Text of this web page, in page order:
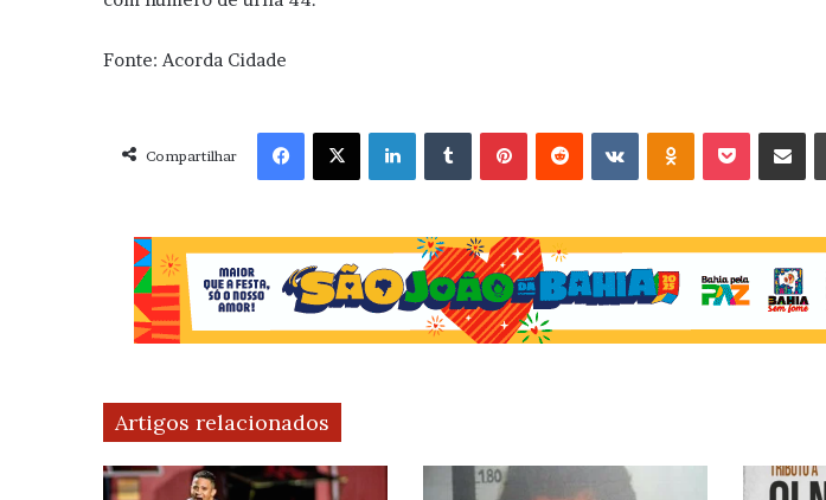
Fonte: Acorda Cidade
Compartilhar
Facebook X Linkedin VK OK
Artigos relacionados